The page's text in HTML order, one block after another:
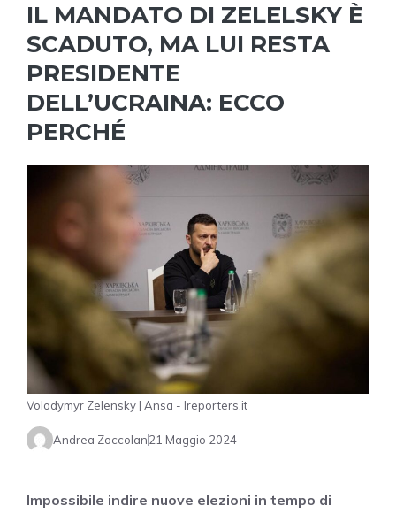
IL MANDATO DI ZELELSKY È
SCADUTO, MA LUI RESTA
PRESIDENTE
DELL’UCRAINA: ECCO
PERCHÉ
Volodymyr Zelensky | Ansa - Ireporters.it
Andrea Zoccolan21 Maggio 2024
Impossibile indire nuove elezioni in tempo di